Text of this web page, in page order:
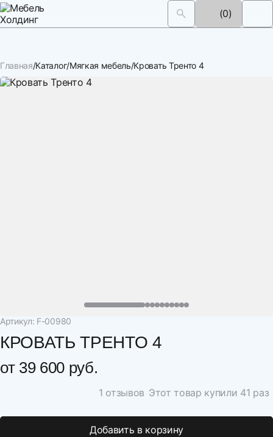
(0)
Главная Каталог Мягкая мебель Кровать Тренто 4
Артикул: F-00980
КРОВАТЬ ТРЕНТО 4
от 39 600 руб.
1 отзывов Этот товар купили 41 раз
Добавить в корзину